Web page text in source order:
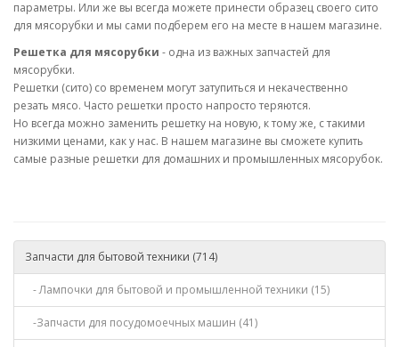
параметры. Или же вы всегда можете принести образец своего сито
для мясорубки и мы сами подберем его на месте в нашем магазине.
Решетка для мясорубки - одна из важных запчастей для
мясорубки.
Решетки (сито) со временем могут затупиться и некачественно
резать мясо. Часто решетки просто напросто теряются.
Но всегда можно заменить решетку на новую, к тому же, с такими
низкими ценами, как у нас. В нашем магазине вы сможете купить
самые разные решетки для домашних и промышленных мясорубок.
Запчасти для бытовой техники (714)
- Лампочки для бытовой и промышленной техники (15)
-Запчасти для посудомоечных машин (41)